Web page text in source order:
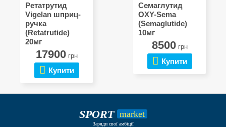
Ретатрутид
Vigelan шприц-
ручка
(Retatrutide)
20мг
17900грн
Купити
Семаглутид
OXY-Sema
(Semaglutide)
10мг
8500грн
Купити
SPORT market
Заряди свої амбіції